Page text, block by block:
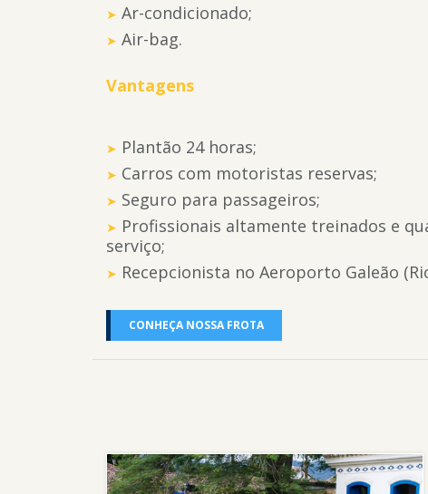
Ar-condicionado;
Air-bag.
Vantagens
Plantão 24 horas;
Carros com motoristas reservas;
Seguro para passageiros;
Profissionais altamente treinados e
serviço;
Recepcionista no Aeroporto Galeão
CONHEÇA NOSSA FROTA